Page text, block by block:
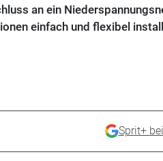
an ein
einfach und flexibel
Sprit+